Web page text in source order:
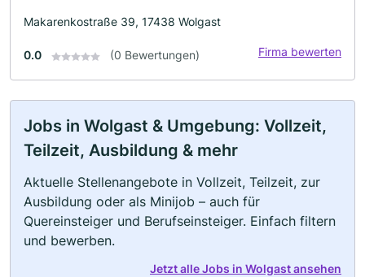
Makarenkostraße 39, 17438 Wolgast
0.0 (0 Bewertungen) Firma bewerten
Jobs in Wolgast & Umgebung: Vollzeit,
Teilzeit, Ausbildung & mehr
Aktuelle Stellenangebote in Vollzeit, Teilzeit, zur
Ausbildung oder als Minijob – auch für
Quereinsteiger und Berufseinsteiger. Einfach filtern
und bewerben.
Jetzt alle Jobs in Wolgast ansehen